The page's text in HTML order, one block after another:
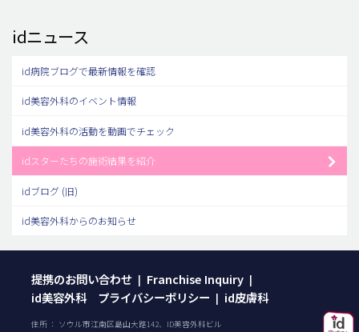
idニュース
id病院ブログで最新情報を確認
id美容外科のイベント情報
id美容外科の活動を動画でチェック
idスターたちの施術結果を紹介
idブログ (旧)
id美容外科からのお知らせ
提携のお問い合わせ | Franchise Inquiry |
id美容外科 プライバシーポリシー | id皮膚科
住所 ： ソウル市江南区島山大路142、ID美容外科ビル